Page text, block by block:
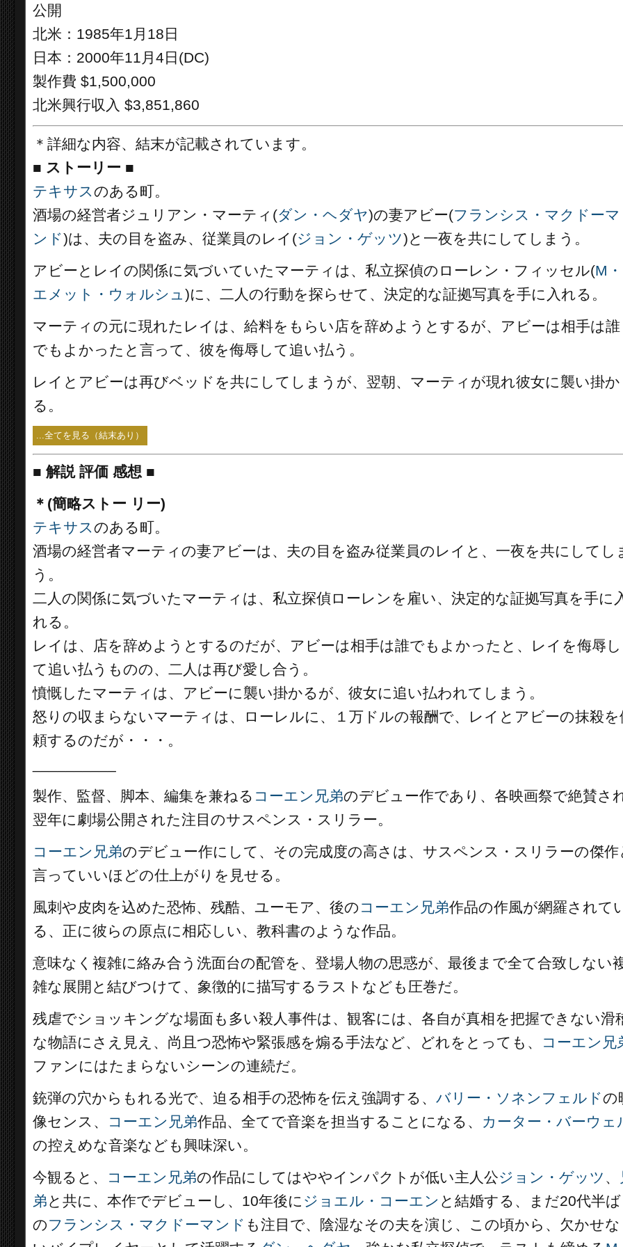
公開
北米：1985年1月18日
日本：2000年11月4日(DC)
製作費 $1,500,000
北米興行収入 $3,851,860
＊詳細な内容、結末が記載されています。
■ ストーリー ■
テキサスのある町。
酒場の経営者ジュリアン・マーティ(ダン・ヘダヤ)の妻アビー(フランシス・マクドーマ
ンド)は、夫の目を盗み、従業員のレイ(ジョン・ゲッツ)と一夜を共にしてしまう。
アビーとレイの関係に気づいていたマーティは、私立探偵のローレン・フィッセル(M・
エメット・ウォルシュ )に、二人の行動を探らせて、決定的な証拠写真を手に入れる。
マーティの元に現れたレイは、給料をもらい店を辞めようとするが、アビーは相手は誰
でもよかったと言って、彼を侮辱して追い払う。
レイとアビーは再びベッドを共にしてしまうが、翌朝、マーティが現れ彼女に襲い掛か
る。
...全てを見る（結末あり）
■ 解説 評価 感想 ■
＊(簡略ストー リー)
テキサスのある町。
酒場の経営者マーティの妻アビーは、夫の目を盗み従業員のレイと、一夜を共にしてし
う。
二人の関係に気づいたマーティは、私立探偵ローレンを雇い、決定的な証拠写真を手に
れる。
レイは、店を辞めようとするのだが、アビーは相手は誰でもよかったと、レイを侮辱し
て追い払うものの、二人は再び愛し合う。
憤慨したマーティは、アビーに襲い掛かるが、彼女に追い払われてしまう。
怒りの収まらないマーティは、ローレルに、１万ドルの報酬で、レイとアビーの抹殺を
頼するのだが・・・。
製作、監督、脚本、編集を兼ねる コーエン兄弟のデビュー作であり、各映画祭で絶賛さ
翌年に劇場公開された注目のサスペンス・スリラー。
コーエン兄弟のデビュー作にして、その完成度の高さは、サスペンス・スリラーの傑作
言っていいほどの仕上がりを見せる。
風刺や皮肉を込めた恐怖、残酷、ユーモア、後の コーエン兄弟作品の作風が網羅されて
る、正に彼らの原点に相応しい、教科書のような作品。
意味なく複雑に絡み合う洗面台の配管を、登場人物の思惑が、最後まで全て合致しない
雑な展開と結びつけて、象徴的に描写するラストなども圧巻だ。
残虐でショッキングな場面も多い殺人事件は、観客には、各自が真相を把握できない滑
な物語にさえ見え、尚且つ恐怖や緊張感を煽る手法など、どれをとっても、
コーエン兄
ファンにはたまらないシーンの連続だ。
銃弾の穴からもれる光で、迫る相手の恐怖を伝え強調する、 バリー・ソネンフェルドの
像センス、
コーエン兄弟作品、全てで音楽を担当することになる、 カーター・バーウェ
の控えめな音楽なども興味深い。
今観ると、
コーエン兄弟の作品にしてはややインパクトが低い主人公ジョン・ゲッツ 、
弟と共に、本作でデビューし、10年後に ジョエル・コーエン と結婚する、まだ20代半ば
のフランシス・マクドーマンド も注目で、陰湿なその夫を演じ、この頃から、欠かせな